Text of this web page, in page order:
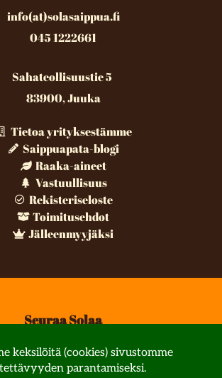
info(at)solasaippua.fi
045 1222661
Sahateollisuustie 5
83900, Juuka
Tietoa yrityksestämme
Saippuapata-blogi
Raaka-aineet
Vastuullisuus
Rekisteriseloste
Toimitusehdot
Jälleenmyyjäksi
Seuraa Solaa